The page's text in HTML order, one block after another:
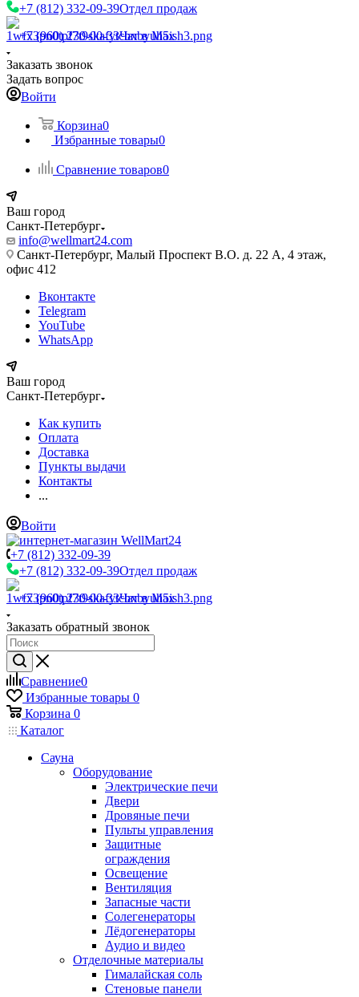
+7 (812) 332-09-39Отдел продаж
+7 (960) 230-00-33Чат в Max
Заказать звонок
Задать вопрос
Войти
Корзина0
Избранные товары0
Сравнение товаров0
Ваш город
Санкт-Петербург
info@wellmart24.com
Санкт-Петербург, Малый Проспект В.О. д. 22 А, 4 этаж,
офис 412
Вконтакте
Telegram
YouTube
WhatsApp
Ваш город
Санкт-Петербург
Как купить
Оплата
Доставка
Пункты выдачи
Контакты
...
Войти
+7 (812) 332-09-39
+7 (812) 332-09-39Отдел продаж
+7 (960) 230-00-33Чат в Max
Заказать обратный звонок
Сравнение0
Избранные товары 0
Корзина 0
Каталог
Сауна
Оборудование
Электрические печи
Двери
Дровяные печи
Пульты управления
Защитные
ограждения
Освещение
Вентиляция
Запасные части
Солегенераторы
Лёдогенераторы
Аудио и видео
Отделочные материалы
Гималайская соль
Стеновые панели